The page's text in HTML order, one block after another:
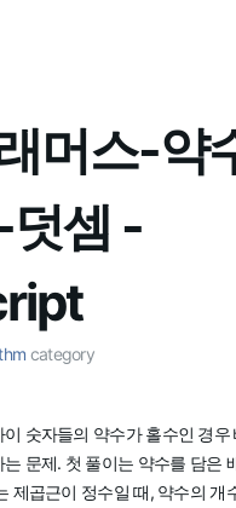
머스-약
셈 -
category
숫자들의 약수가 홀수인 경우
문제. 첫 풀이는 약수를 담은
제곱근이 정수일 때, 약수의 개